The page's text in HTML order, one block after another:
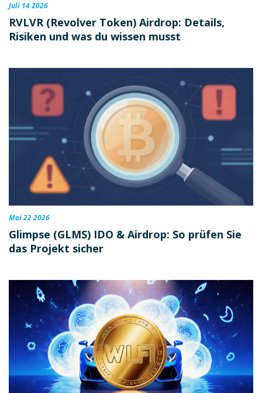
Juli 14 2026
RVLVR (Revolver Token) Airdrop: Details,
Risiken und was du wissen musst
Mai 22 2026
Glimpse (GLMS) IDO & Airdrop: So prüfen Sie
das Projekt sicher